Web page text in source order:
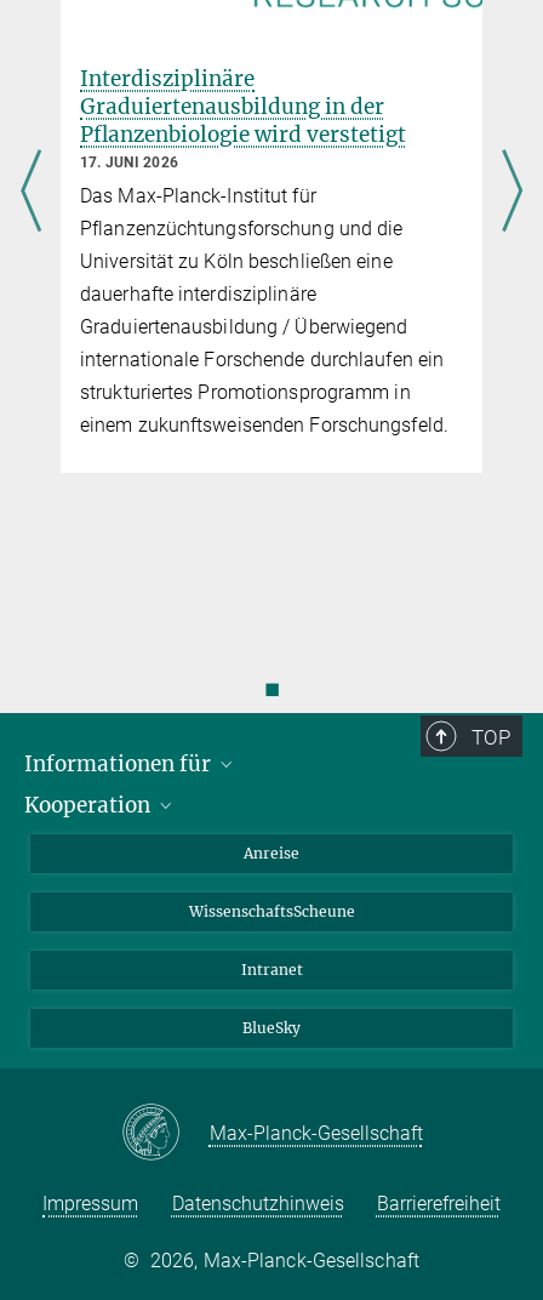
Interdisziplinäre
Graduiertenausbildung in der
Pflanzenbiologie wird verstetigt
17. JUNI 2026
Das Max-Planck-Institut für
Pflanzenzüchtungsforschung und die
Universität zu Köln beschließen eine
dauerhafte interdisziplinäre
Graduiertenausbildung / Überwiegend
internationale Forschende durchlaufen ein
strukturiertes Promotionsprogramm in
einem zukunftsweisenden Forschungsfeld.
◼
TOP
Informationen für
Studierende
Kooperation
Anreise
WissenschaftsScheune
Intranet
BlueSky
Max-Planck-Gesellschaft
Impressum Datenschutzhinweis Barrierefreiheit
© 2026, Max-Planck-Gesellschaft